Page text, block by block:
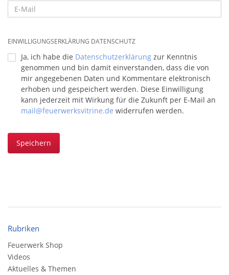
EINWILLIGUNGSERKLÄRUNG DATENSCHUTZ
Ja, ich habe die Datenschutzerklärung zur Kenntnis
genommen und bin damit einverstanden, dass die von
mir angegebenen Daten und Kommentare elektronisch
erhoben und gespeichert werden. Diese Einwilligung
kann jederzeit mit Wirkung für die Zukunft per E-Mail an
mail@feuerwerksvitrine.de widerrufen werden.
Speichern
Rubriken
Feuerwerk Shop
Videos
Aktuelles & Themen